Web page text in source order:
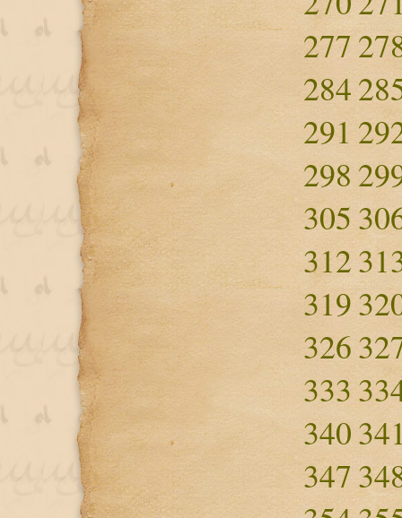
277
284
291
298
305
312
319
326
333
340
347